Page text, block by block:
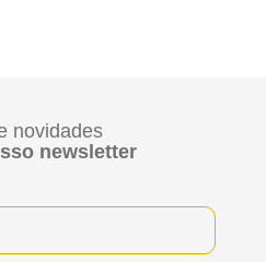
novidades
newsletter